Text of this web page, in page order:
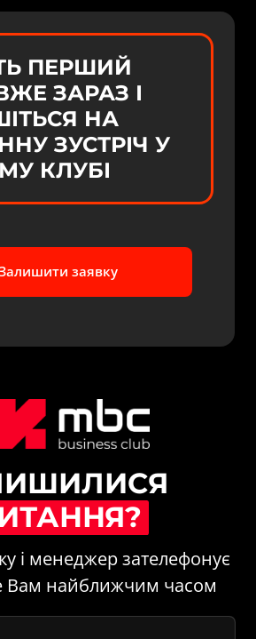
ПЕРШИЙ
ЗАРАЗ І
НА
ЗУСТРІЧ У
КЛУБІ
заявку
і менеджер зателефонує
Вам найближчим часом